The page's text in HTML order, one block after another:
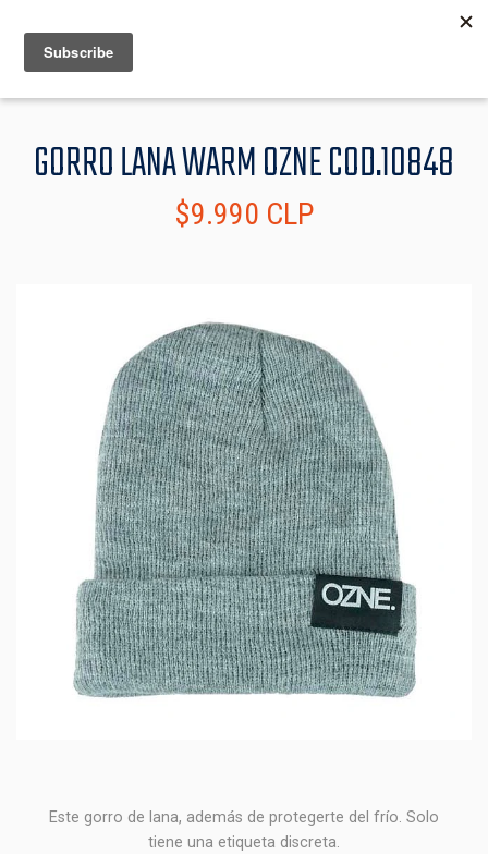
MENU
GORRO LANA WARM OZNE COD.10848
$9.990 CLP
Este gorro de lana, además de protegerte del frío. Solo
tiene una etiqueta discreta.